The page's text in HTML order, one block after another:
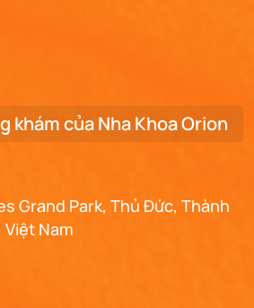
khám của Nha Khoa Orion
Grand Park, Thủ Đức, Thành
Việt Nam